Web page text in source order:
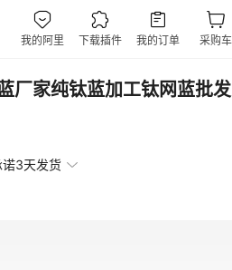
厂家纯钛蓝加工钛网蓝批发
诺3天发货